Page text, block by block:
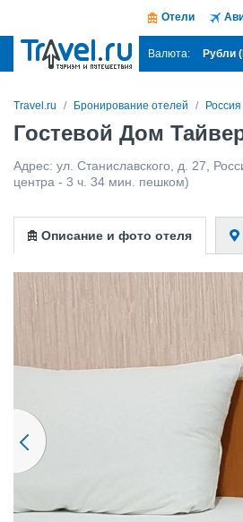
Отели
Валюта: Рубли
Travel.ru Бронирование отелей Россия
Гостевой Дом
Адрес: ул. Станиславского, д. 27
центра - 3 ч. 34 мин. пешком)
Описание и фото отеля